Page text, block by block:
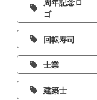
ゴ
回転寿司
士業
建築士